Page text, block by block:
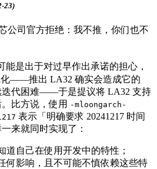
23)
公司官方拒绝：我不推，你们也不
能是出于对过早作出承诺的担心，
——推出 LA32 确实会造成它的
迭代困难——于是提议将 LA32 支持
比方说，使用 -mloongarch-
表示「明确要求 20241217 时间
来就同时实现了：
道自己在使用开发中的特性；
何影响，且不可能不慎依赖这些特